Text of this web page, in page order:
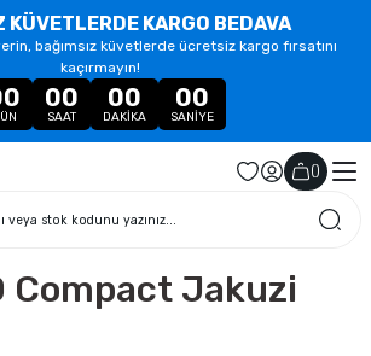
KÜVETLERDE KARGO BEDAVA
bağımsız küvetlerde ücretsiz kargo fırsatını
kaçırmayın!
00
SAAT
00
DAKIKA
00
SANIYE
()
Compact Jakuzi